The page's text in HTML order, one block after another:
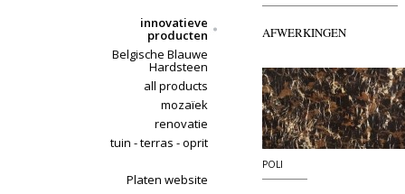
innovatieve
producten
Belgische Blauwe
Hardsteen
all products
mozaïek
renovatie
tuin - terras - oprit
Platen website
AFWERKINGEN
POLI